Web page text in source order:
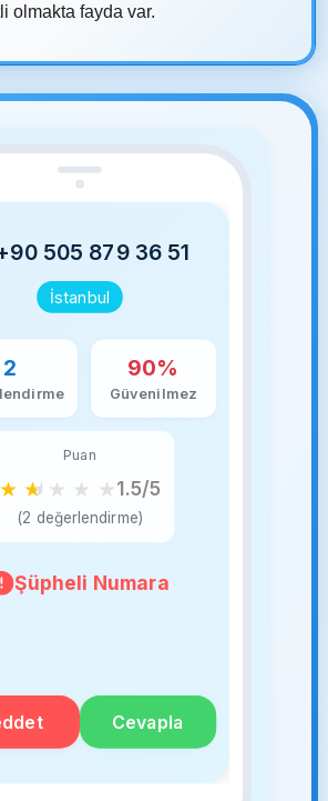
olmakta fayda var.
505 879 36 51
İstanbul
2 90%
Güvenilmez
Puan
★ ★ ★ ★ ★1.5/5
(2 değerlendirme)
Şüpheli Numara
Cevapla